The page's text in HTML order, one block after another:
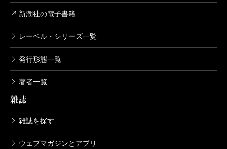
新潮社の電子書籍
レーベル・シリーズ一覧
発行形態一覧
著者一覧
雑誌
雑誌を探す
ウェブマガジンとアプリ